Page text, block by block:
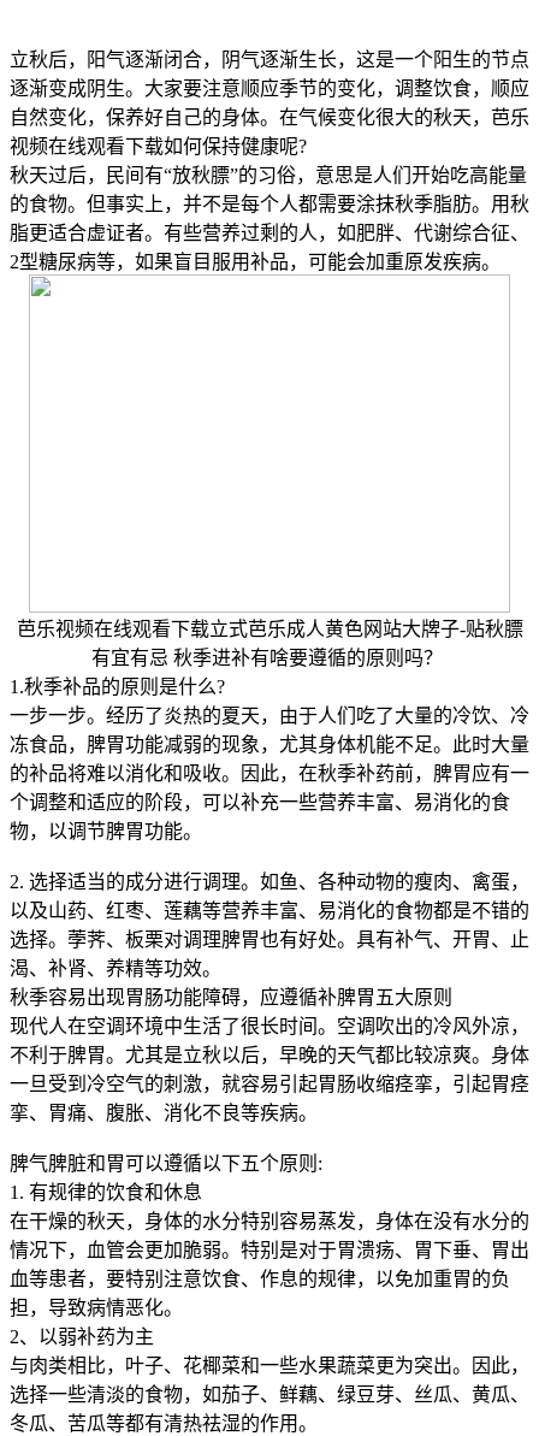
立秋后，阳气逐渐闭合，阴气逐渐生长，这是一个阳生的节点
逐渐变成阴生。 大家要注意顺应季节的变化，调整饮食，顺应
自然变化，保养好自己的身体。在气候变化很大的秋天，芭乐
视频在线观看下载如何保持健康呢?
秋天过后，民间有“放秋膘”的习俗，意思是人们开始吃高能量
的食物。但事实上，并不是每个人都需要涂抹秋季脂肪。用秋
脂更适合虚证者。有些营养过剩的人，如肥胖、代谢综合征、
2型糖尿病等，如果盲目服用补品，可能会加重原发疾病。
芭乐视频在线观看下载立式芭乐成人黄色网站大牌子-贴秋膘
有宜有忌 秋季进补有啥要遵循的原则吗？
1.秋季补品的原则是什么?
一步一步。经历了炎热的夏天，由于人们吃了大量的冷饮、冷
冻食品，脾胃功能减弱的现象，尤其身体机能不足。此时大量
的补品将难以消化和吸收。因此，在秋季补药前，脾胃应有一
个调整和适应的阶段，可以补充一些营养丰富、易消化的食
物，以调节脾胃功能。
2. 选择适当的成分进行调理。如鱼、各种动物的瘦肉、禽蛋，
以及山药、红枣、莲藕等营养丰富、易消化的食物都是不错的
选择。荸荠、板栗对调理脾胃也有好处。具有补气、开胃、止
渴、补肾、养精等功效。
秋季容易出现胃肠功能障碍，应遵循补脾胃五大原则
现代人在空调环境中生活了很长时间。空调吹出的冷风外凉，
不利于脾胃。尤其是立秋以后，早晚的天气都比较凉爽。身体
一旦受到冷空气的刺激，就容易引起胃肠收缩痉挛，引起胃痉
挛、胃痛、腹胀、消化不良等疾病。
脾气脾脏和胃可以遵循以下五个原则:
1. 有规律的饮食和休息
在干燥的秋天，身体的水分特别容易蒸发，身体在没有水分的
情况下，血管会更加脆弱。特别是对于胃溃疡、胃下垂、胃出
血等患者，要特别注意饮食、作息的规律，以免加重胃的负
担，导致病情恶化。
2、以弱补药为主
与肉类相比，叶子、花椰菜和一些水果蔬菜更为突出。因此，
选择一些清淡的食物，如茄子、鲜藕、绿豆芽、丝瓜、黄瓜、
冬瓜、苦瓜等都有清热祛湿的作用。